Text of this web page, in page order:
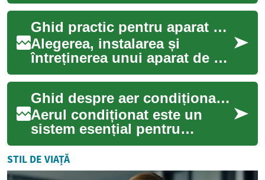
asigurând temperatură stabilă
și calita...
Ghid practic pentru aparat de aer condiționat în locuință
Alegerea, instalarea și
întreținerea unui aparat de aer
condiționat pentru locuință
implică mai mult decât
alegerea u...
Ghid despre aer condiționat pentru locuințe
Aerul condiționat este un
sistem esențial pentru
confortul din locuințe și
birouri mici, oferind control
asupra tempe...
STIL DE VIAȚĂ